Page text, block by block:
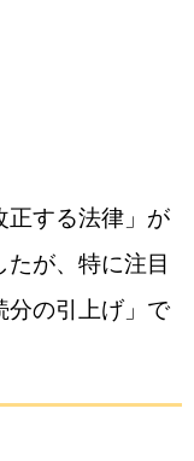
正する法律」が
たが、特に注目
分の引上げ」で